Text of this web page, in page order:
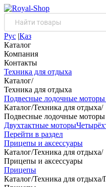
Рус |Қаз
Каталог
Компания
Контакты
Техника для отдыха
Каталог/
Техника для отдыха
Подвесные лодочные моторы
Каталог/Техника для отдыха/
Подвесные лодочные моторы
Двухтактные моторы
Перейти в раздел
Прицепы и аксессуары
Каталог/Техника для отдыха/
Прицепы и аксессуары
Прицепы
Каталог/Техника для отдыха/